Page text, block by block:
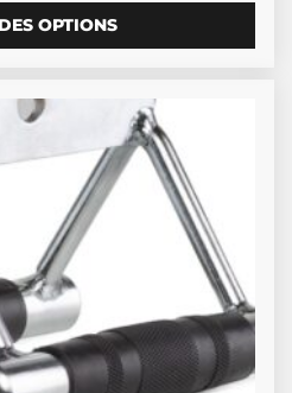
OPTIONS
variations. Les options